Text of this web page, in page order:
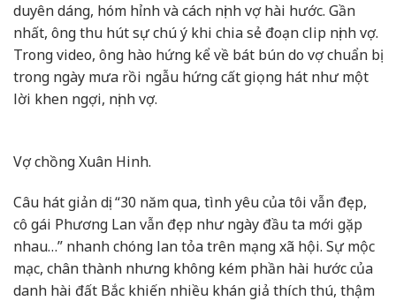
duyên dáng, hóm hỉnh và cách nịnh vợ hài hước. Gần
nhất, ông thu hút sự chú ý khi chia sẻ đoạn clip nịnh vợ.
Trong video, ông hào hứng kể về bát bún do vợ chuẩn bị
trong ngày mưa rồi ngẫu hứng cất giọng hát như một
lời khen ngợi, nịnh vợ.
Vợ chồng Xuân Hinh.
Câu hát giản dị: “30 năm qua, tình yêu của tôi vẫn đẹp,
cô gái Phương Lan vẫn đẹp như ngày đầu ta mới gặp
nhau…” nhanh chóng lan tỏa trên mạng xã hội. Sự mộc
mạc, chân thành nhưng không kém phần hài hước của
danh hài đất Bắc khiến nhiều khán giả thích thú, thậm